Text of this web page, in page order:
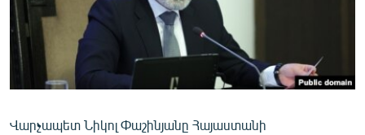
ՄՇԱԿՈՒՅԹ
ՍՊՈՐՏ
ՄԵԿՆԱԲԱՆՈՒԹՅՈՒՆ
ԿՈՐՈՆԱՎԻՐՈՒՍ
Վարչապետ Նիկոլ Փաշինյանը Հայաստանի